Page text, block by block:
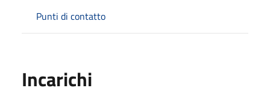
Punti di contatto
Incarichi